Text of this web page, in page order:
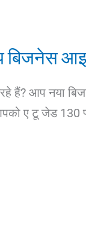
बिजनेस
हैं? आप नया
ए टू जेड 130